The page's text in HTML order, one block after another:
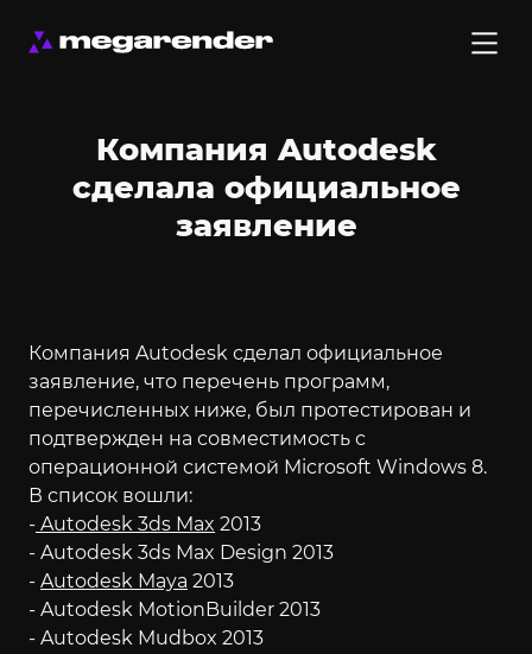
Компания Autodesk
сделала официальное
заявление
Компания Autodesk сделал официальное
заявление, что перечень программ,
перечисленных ниже, был протестирован и
подтвержден на совместимость с
операционной системой Microsoft Windows 8.
В список вошли:
- Autodesk 3ds Max 2013
- Autodesk 3ds Max Design 2013
- Autodesk Maya 2013
- Autodesk MotionBuilder 2013
- Autodesk Mudbox 2013